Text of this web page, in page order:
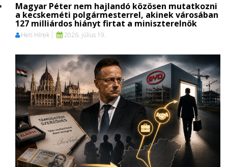
Magyar Péter nem hajlandó közösen mutatkozni
a kecskeméti polgármesterrel, akinek városában
127 milliárdos hiányt firtat a miniszterelnök
Heti Hírek 2026. július 19.